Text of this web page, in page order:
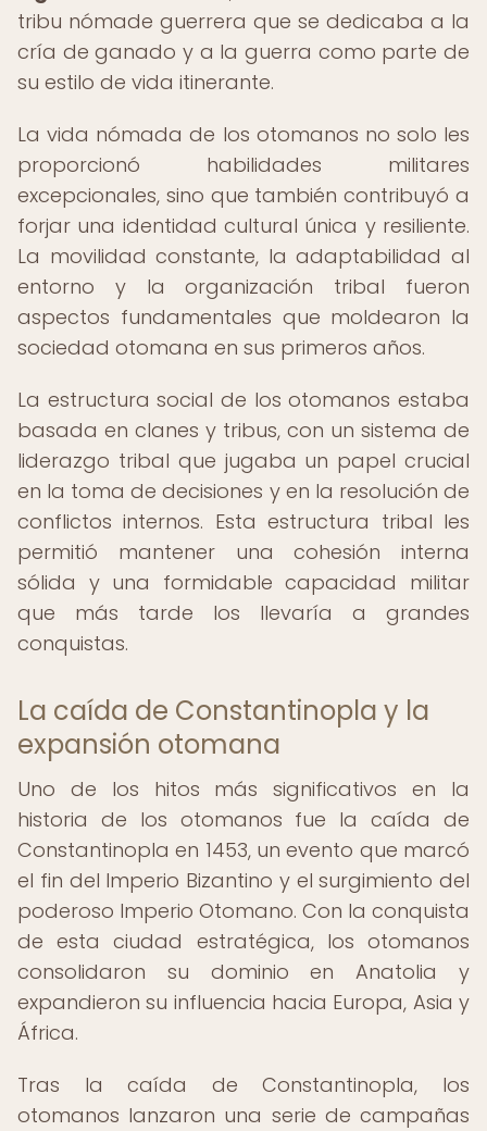
tribu nómade guerrera que se dedicaba a la
cría de ganado y a la guerra como parte de
su estilo de vida itinerante.
La vida nómada de los otomanos no solo les
proporcionó habilidades militares
excepcionales, sino que también contribuyó a
forjar una identidad cultural única y resiliente.
La movilidad constante, la adaptabilidad al
entorno y la organización tribal fueron
aspectos fundamentales que moldearon la
sociedad otomana en sus primeros años.
La estructura social de los otomanos estaba
basada en clanes y tribus, con un sistema de
liderazgo tribal que jugaba un papel crucial
en la toma de decisiones y en la resolución de
conflictos internos. Esta estructura tribal les
permitió mantener una cohesión interna
sólida y una formidable capacidad militar
que más tarde los llevaría a grandes
conquistas.
La caída de Constantinopla y la
expansión otomana
Uno de los hitos más significativos en la
historia de los otomanos fue la caída de
Constantinopla en 1453, un evento que marcó
el fin del Imperio Bizantino y el surgimiento del
poderoso Imperio Otomano. Con la conquista
de esta ciudad estratégica, los otomanos
consolidaron su dominio en Anatolia y
expandieron su influencia hacia Europa, Asia y
África.
Tras la caída de Constantinopla, los
otomanos lanzaron una serie de campañas